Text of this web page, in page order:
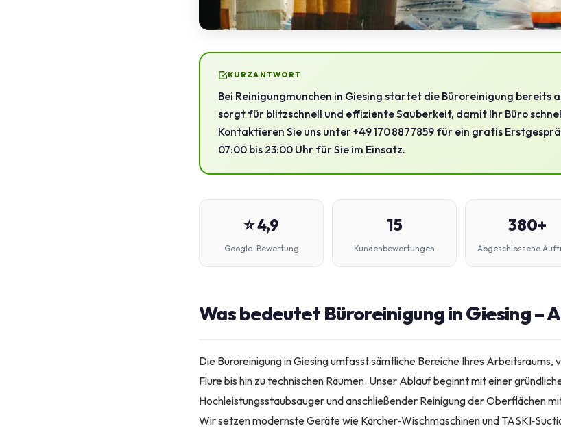
KURZANTWORT
Bei Reinigungmunchen in Giesing startet die Büroreinigung bereits
sorgt für blitzschnell und effiziente Sauberkeit, damit Ihr Büro
Kontaktieren Sie uns unter +49 170 8877859 für ein gratis
07:00 bis 23:00 Uhr für Sie im Einsatz.
⭐ 4,9
Google-Bewertung
15
Kundenbewertungen
380+
Abgeschlossene
Was bedeutet Büroreinigung in Giesing –
Die Büroreinigung in Giesing umfasst sämtliche Bereiche Ihres Arbeitsraums,
Flure bis hin zu technischen Räumen. Unser Ablauf beginnt mit einer
Hochleistungsstaubsauger und anschließender Reinigung der Oberflächen
Wir setzen modernste Geräte wie Kärcher‑Wischmaschinen und